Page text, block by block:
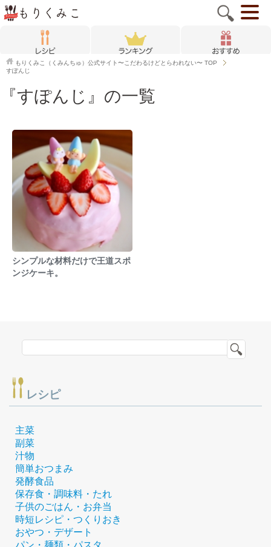
もりくみこ（くみんちゅ）公式サイト〜こだわるけどとらわれない〜 TOP
すぽんじ
『すぽんじ』の一覧
シンプルな材料だけで王道スポ
ンジケーキ。
レシピ
主菜
副菜
汁物
簡単おつまみ
発酵食品
保存食・調味料・たれ
子供のごはん・お弁当
時短レシピ・つくりおき
おやつ・デザート